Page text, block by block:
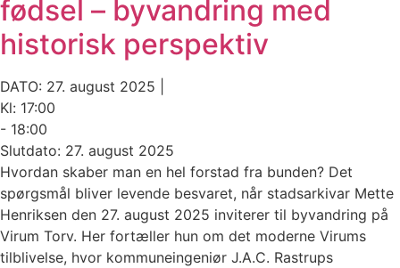
fødsel – byvandring med
historisk perspektiv
DATO: 27. august 2025 |
Kl: 17:00
- 18:00
Slutdato: 27. august 2025
Hvordan skaber man en hel forstad fra bunden? Det
spørgsmål bliver levende besvaret, når stadsarkivar Mette
Henriksen den 27. august 2025 inviterer til byvandring på
Virum Torv. Her fortæller hun om det moderne Virums
tilblivelse, hvor kommuneingeniør J.A.C. Rastrups